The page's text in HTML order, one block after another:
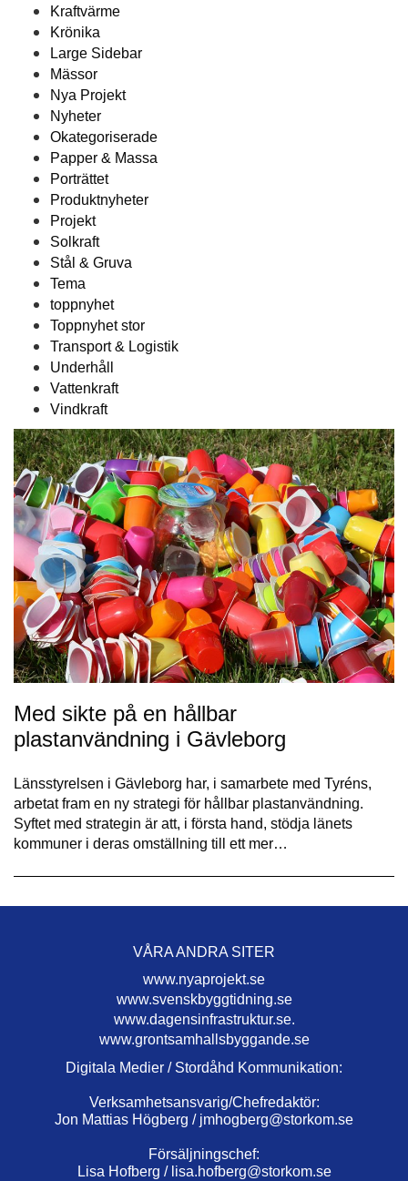
Kraftvärme
Krönika
Large Sidebar
Mässor
Nya Projekt
Nyheter
Okategoriserade
Papper & Massa
Porträttet
Produktnyheter
Projekt
Solkraft
Stål & Gruva
Tema
toppnyhet
Toppnyhet stor
Transport & Logistik
Underhåll
Vattenkraft
Vindkraft
Med sikte på en hållbar
plastanvändning i Gävleborg
Länsstyrelsen i Gävleborg har, i samarbete med Tyréns,
arbetat fram en ny strategi för hållbar plastanvändning.
Syftet med strategin är att, i första hand, stödja länets
kommuner i deras omställning till ett mer…
VÅRA ANDRA SITER
www.nyaprojekt.se
www.svenskbyggtidning.se
www.dagensinfrastruktur.se.
www.grontsamhallsbyggande.se
Digitala Medier / Stordåhd Kommunikation:
Verksamhetsansvarig/Chefredaktör:
Jon Mattias Högberg / jmhogberg@storkom.se
Försäljningschef:
Lisa Hofberg / lisa.hofberg@storkom.se